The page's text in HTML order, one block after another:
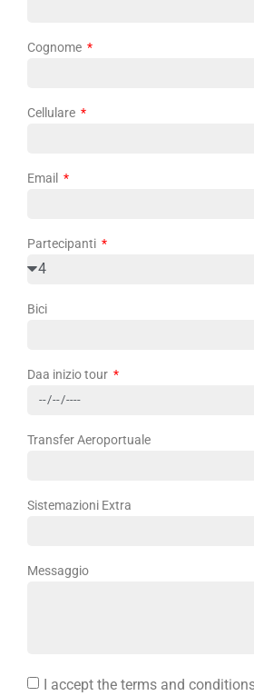
Cognome
Cellulare
Email
Partecipanti
Bici
Daa inizio tour
Transfer Aeroportuale
Sistemazioni Extra
Messaggio
I accept the terms and